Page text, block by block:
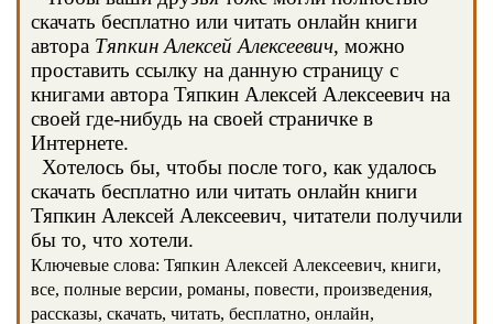
скачать бесплатно или читать онлайн книги
автора Тяпкин Алексей Алексеевич, можно
проставить ссылку на данную страницу с
книгами автора Тяпкин Алексей Алексеевич на
своей где-нибудь на своей страничке в
Интернете.
Хотелось бы, чтобы после того, как удалось
скачать бесплатно или читать онлайн книги
Тяпкин Алексей Алексеевич, читатели получили
бы то, что хотели.
Ключевые слова: Тяпкин Алексей Алексеевич, книги,
все, полные версии, романы, повести, произведения,
рассказы, скачать, читать, бесплатно, онлайн,